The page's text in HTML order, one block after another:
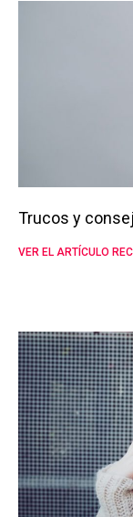
Trucos y
VER EL ARTÍCULO